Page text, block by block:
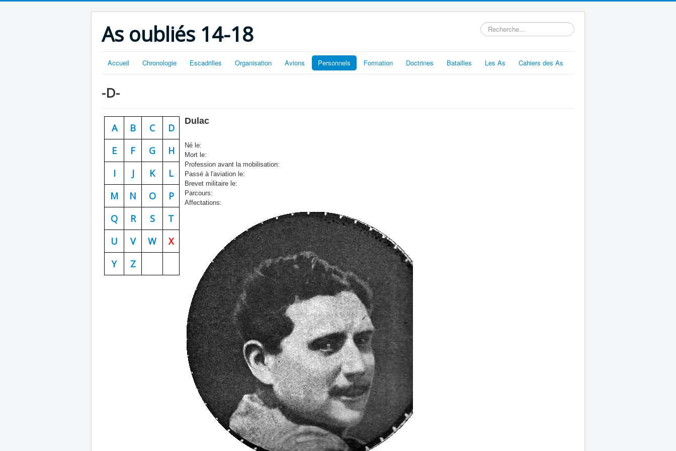
As oubliés 14-18 Rechercher
Accueil Chronologie Escadrilles Organisation Avions Personnels Formation Doctrines Batailles Les As Cahiers des As
-D-
A B C
D
E
F G
H
I
J K
L
M
N O
P
Q
R S
T
U
V W
X
Y
Z
Dulac
Né le:
Mort le:
Profession avant la mobilisation:
Passé à l'aviation le:
Brevet militaire le:
Parcours:
Affectations: